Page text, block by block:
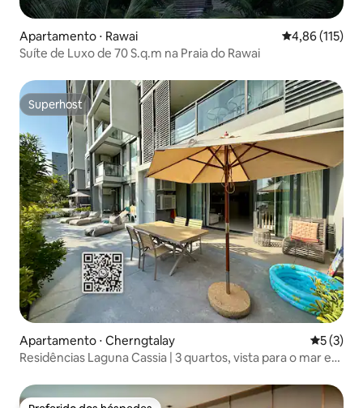
Apartamento ⋅ Rawai 4,86 de uma
4,86 (115)
Suíte de Luxo de 70 S.q.m na Praia do Rawai
Superhost
Superhost
Apartamento ⋅ Cherngtalay 5 de
5 (3)
Residências Laguna Cassia | 3 quartos, vista para o mar e